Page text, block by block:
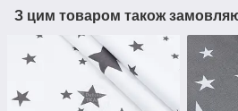
З цим товаром також